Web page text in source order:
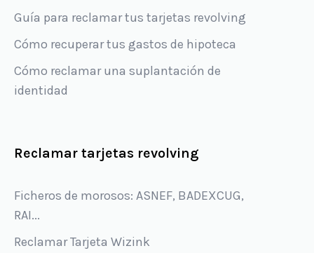
Guía para reclamar tus tarjetas revolving
Cómo recuperar tus gastos de hipoteca
Cómo reclamar una suplantación de
identidad
Reclamar tarjetas revolving
Ficheros de morosos: ASNEF, BADEXCUG,
RAI...
Reclamar Tarjeta Wizink